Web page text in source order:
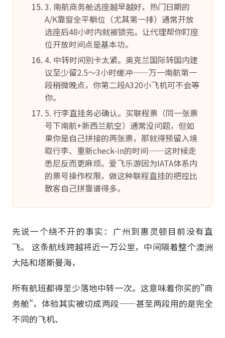
3. 南航商务舱选座越早越好，热门日期的
A/K靠窗全平躺位（尤其第一排）通常开放
选座后48小时内就被锁完。让代理帮你盯座
位开放时间点是基本功。
4. 中转时间别卡太紧。奥克兰国际转国内建
议至少留2.5～3小时缓冲——万一南航第一
段稍微晚点，你第二段A320小飞机可不会等
你。
5. 行李直挂务必确认。买联程票（同一张票
号下南航+新西兰航空）通常没问题，但如
果你是自己拼接的两张票，那就得预留入境
取行李、重新check-in的时间——这时候走
悉尼反而更麻烦。爱飞乐游因为IATA体系内
的票号操作权限，做这种联程直挂的把控比
散客自己拼靠谱得多。
先说一个绕不开的事实：广州到惠灵顿目前没有直
飞。 这条航线跨越将近一万公里，中间隔着整个澳洲
大陆和塔斯曼海，
所有航班都得至少落地中转一次。这意味着你买的"商
务舱"，体验其实被切成两段——甚至两段用的是完全
不同的飞机、